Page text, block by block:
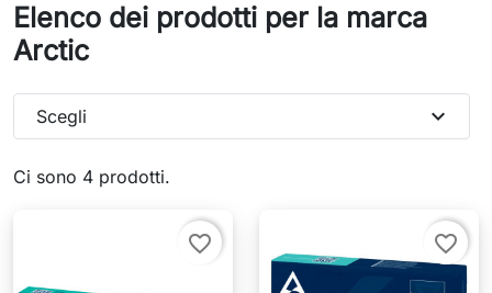
Elenco dei prodotti per la marca
Arctic
Ci sono 4 prodotti.
Scegli expand_more
favorite_border favorite_border